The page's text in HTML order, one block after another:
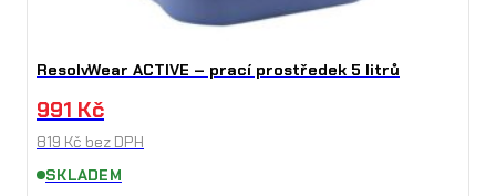
ResolvWear ACTIVE – prací prostředek 5 litrů
991 Kč
819 Kč bez DPH
SKLADEM